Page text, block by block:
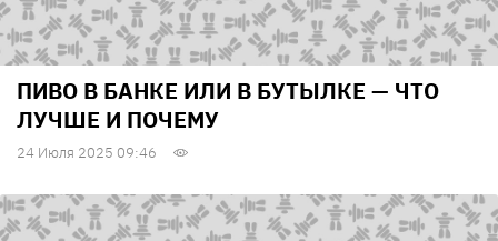
ПИВО В БАНКЕ ИЛИ В БУТЫЛКЕ — ЧТО
ЛУЧШЕ И ПОЧЕМУ
24 Июля 2025 09:46